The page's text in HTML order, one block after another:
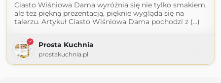
Ciasto Wiśniowa Dama wyróżnia się nie tylko smakiem,
ale też piękną prezentacją, pięknie wygląda się na
talerzu. Artykuł Ciasto Wiśniowa Dama pochodzi z (...)
Prosta Kuchnia
prostakuchnia.pl